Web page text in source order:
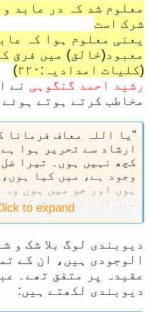
معلوم شد کہ در عابد
شرک است
یعنی معلوم ہوا کہ
معبود(خالق) میں فرق
(کلیات امدادیہ:۲۲۰)
رشيد احمد گنگوہی نے
مخاطب کرتے ہوتے
"يا اللہ معاف فرمانا
ارشاد سے تحرير ہوا
کچھ نہيں ہوں۔ تيرا
وجود ہے، ميں کيا
ہوں اور جو ميں ہوں وہ
ميں اور توخود شرک در
to expand...
دیوبندی لوگ بلا شک و
الوجودی ہیں، ان کے
عقیدہ پر متفق تھے۔
دیوبندی لکھتے ہیں: